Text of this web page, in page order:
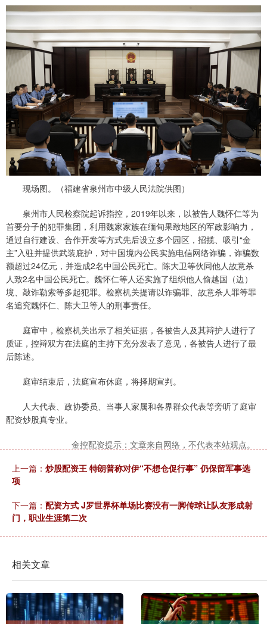
现场图。（福建省泉州市中级人民法院供图）
泉州市人民检察院起诉指控，2019年以来，以被告人魏怀仁等为
首要分子的犯罪集团，利用魏家家族在缅甸果敢地区的军政影响力，
通过自行建设、合作开发等方式先后设立多个园区，招揽、吸引“金
主”入驻并提供武装庇护，对中国境内公民实施电信网络诈骗，诈骗数
额超过24亿元，并造成2名中国公民死亡。陈大卫等伙同他人故意杀
人致2名中国公民死亡。魏怀仁等人还实施了组织他人偷越国（边）
境、敲诈勒索等多起犯罪。检察机关提请以诈骗罪、故意杀人罪等罪
名追究魏怀仁、陈大卫等人的刑事责任。
庭审中，检察机关出示了相关证据，各被告人及其辩护人进行了
质证，控辩双方在法庭的主持下充分发表了意见，各被告人进行了最
后陈述。
庭审结束后，法庭宣布休庭，将择期宣判。
人大代表、政协委员、当事人家属和各界群众代表等旁听了庭审
配资炒股真专业。
金控配资提示：文章来自网络，不代表本站观点。
上一篇： 炒股配资王 特朗普称对伊“不想仓促行事” 仍保留军事选
项
下一篇： 配资方式 J罗世界杯单场比赛没有一脚传球让队友形成射
门，职业生涯第二次
相关文章